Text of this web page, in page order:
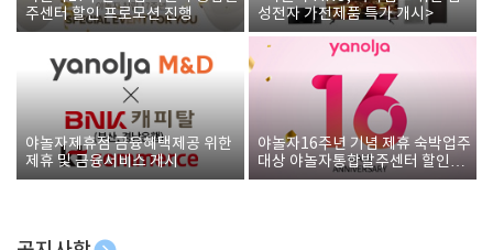
주센터 할인 프로모션 진행
성전자 가전제품 특가 개시>
야놀자제휴점 금융혜택제공 위한
제휴 및 금융서비스 게시
야놀자16주년 기념 제휴 숙박업주
대상 야놀자통합발주센터 할인쿠
폰 증정